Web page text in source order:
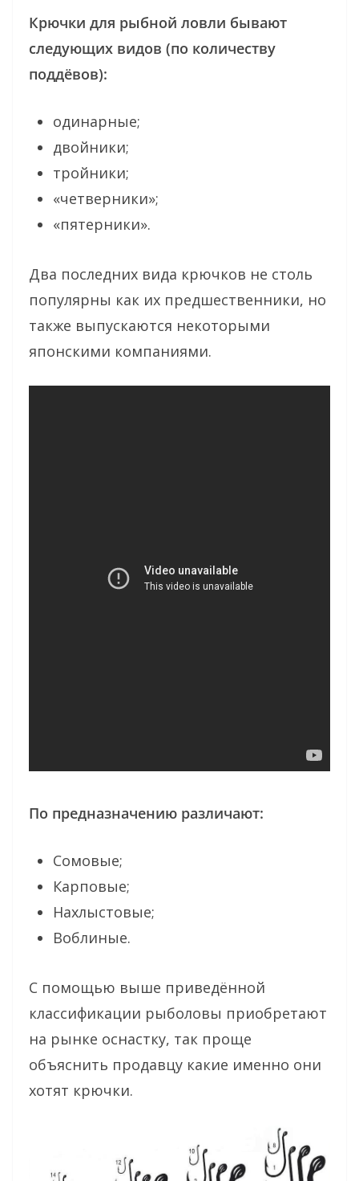
Крючки для рыбной ловли бывают
следующих видов (по количеству
поддёвов):
одинарные;
двойники;
тройники;
«четверники»;
«пятерники».
Два последних вида крючков не столь
популярны как их предшественники, но
также выпускаются некоторыми
японскими компаниями.
По предназначению различают:
Сомовые;
Карповые;
Нахлыстовые;
Воблиные.
С помощью выше приведённой
классификации рыболовы приобретают
на рынке оснастку, так проще
объяснить продавцу какие именно они
хотят крючки.